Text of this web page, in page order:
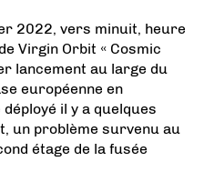
2022, vers minuit, heure
Virgin Orbit « Cosmic
lancement au large du
européenne en
il y a quelques
un problème survenu au
étage de la fusée